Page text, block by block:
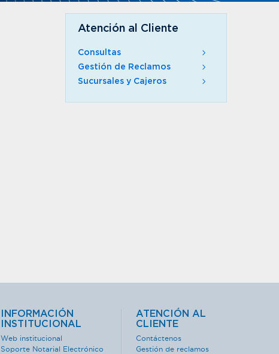
Atención al Cliente
Consultas
Gestión de Reclamos
Sucursales y Cajeros
INFORMACIÓN
INSTITUCIONAL
Web institucional
Soporte Notarial Electrónico
ATENCIÓN AL
CLIENTE
Contáctenos
Gestión de reclamos